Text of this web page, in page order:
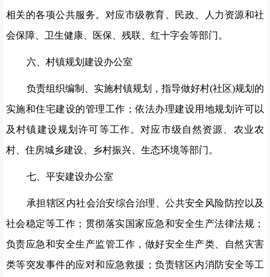
相关的各项公共服务。对应市级教育、民政、人力资源和社
会保障、卫生健康、医保、残联、红十字会等部门。
六、村镇规划建设办公室
负责组织编制、实施村镇规划，指导做好村(社区)规划的
实施和住宅建设的管理工作；依法办理建设用地规划许可以
及村镇建设规划许可等工作。对应市级自然资源、农业农
村、住房城乡建设、乡村振兴、生态环境等部门。
七、平安建设办公室
承担辖区内社会治安综合治理、公共安全风险防控以及
社会稳定等工作；贯彻落实国家应急和安全生产法律法规；
负责应急和安全生产监管工作，做好安全生产类、自然灾害
类等突发事件的应对和应急救援；负责辖区内消防安全等工